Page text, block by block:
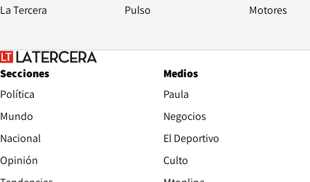
La Tercera Pulso Motores
Secciones
Política
Mundo
Nacional
Opinión
Medios
Paula
Negocios
El Deportivo
Culto